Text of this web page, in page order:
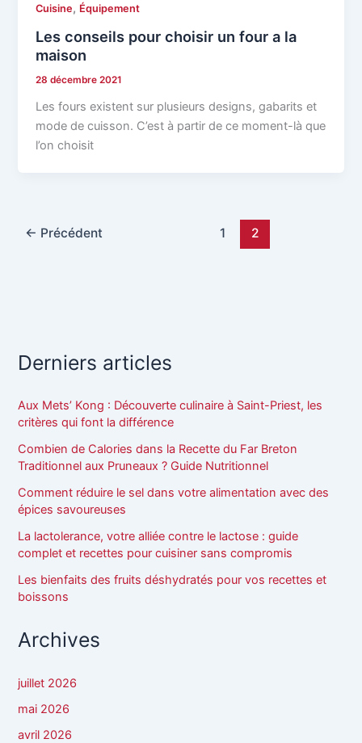
Cuisine, Équipement
Les conseils pour choisir un four a la
maison
28 décembre 2021
Les fours existent sur plusieurs designs, gabarits et
mode de cuisson. C’est à partir de ce moment-là que
l’on choisit
← Précédent 1 2
Derniers articles
Aux Mets’ Kong : Découverte culinaire à Saint-Priest, les
critères qui font la différence
Combien de Calories dans la Recette du Far Breton
Traditionnel aux Pruneaux ? Guide Nutritionnel
Comment réduire le sel dans votre alimentation avec des
épices savoureuses
La lactolerance, votre alliée contre le lactose : guide
complet et recettes pour cuisiner sans compromis
Les bienfaits des fruits déshydratés pour vos recettes et
boissons
Archives
juillet 2026
mai 2026
avril 2026